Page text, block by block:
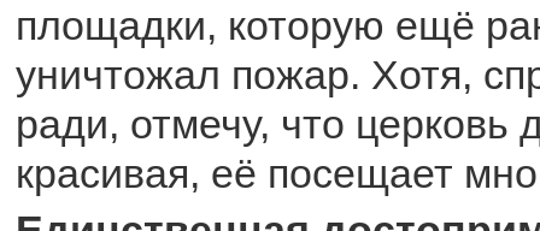
площадки, которую ещё
уничтожал пожар. Хотя,
ради, отмечу, что церковь
красивая, её посещает